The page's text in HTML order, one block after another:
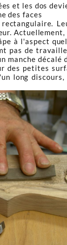
et les dos
des faces
à l'aspect
pas de
petites
long